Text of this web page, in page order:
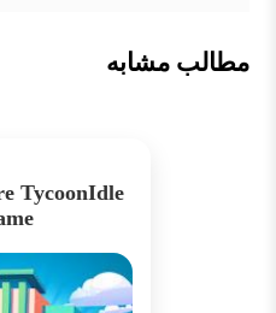
مطالب مشابه
TycoonIdle